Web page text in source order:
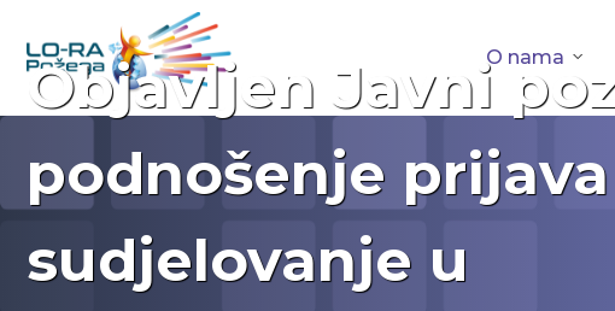
O nama
Objavljen Javni
podnošenje
sudjelovanje u